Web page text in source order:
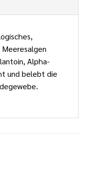
Alpha-
und belebt die